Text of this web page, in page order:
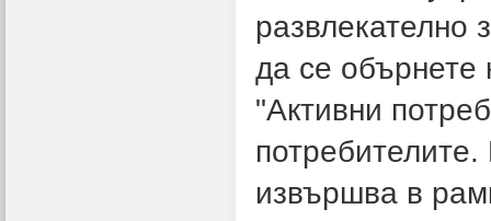
развлекателно
да се обърнете
"Активни
извършва в